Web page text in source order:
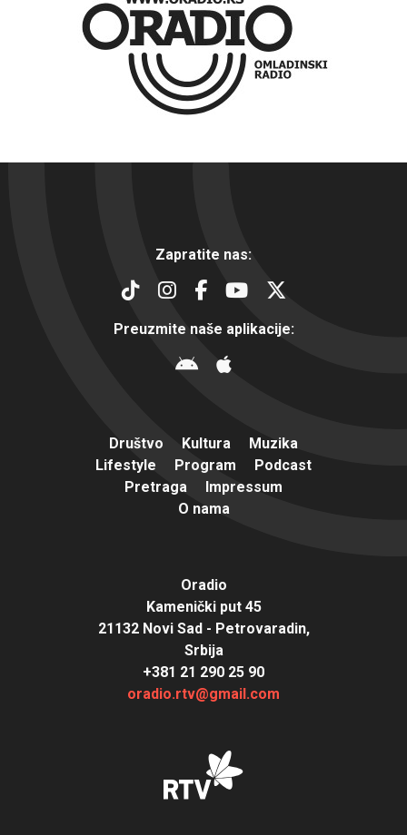
Zapratite nas:
Preuzmite naše aplikacije:
Društvo Kultura
Muzika
Lifestyle
Program
Podcast
Pretraga
Impressum
O nama
Oradio
Kamenički put 45
21132 Novi Sad - Petrovaradin,
Srbija
+381 21 290 25 90
oradio.rtv@gmail.com